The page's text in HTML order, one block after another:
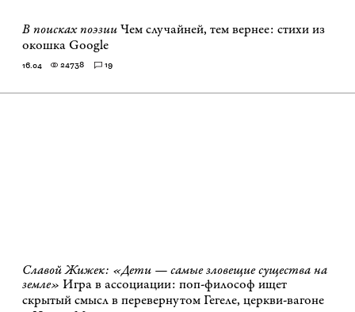
В поисках поэзииЧем случайней, тем вернее: стихи из
окошка Google
16.04 24738 19
Славой Жижек: «Дети — самые зловещие существа на
земле» Игра в ассоциации: поп-философ ищет
скрытый смысл в перевернутом Гегеле, церкви-вагоне